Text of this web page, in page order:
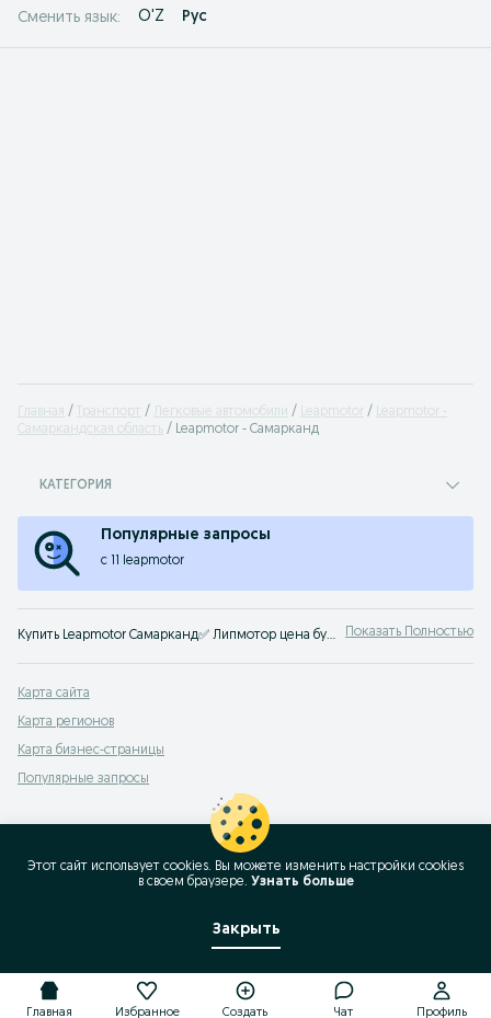
Сменить язык: O'Z Рус
Главная Транспорт Легковые автомобили Leapmotor
Leapmotor -
Самаркандская область
Leapmotor - Самарканд
КАТЕГОРИЯ
Популярные запросы
c 11 leapmotor
Купить Leapmotor Самарканд✅ Липмотор цена бу и нового авто ☝ Большой выбор автомобилей по выгодным ценам на OLX.uz! Показать Полностью
Карта сайта
Карта регионов
Карта бизнес-страницы
Популярные запросы
Главная Избранное Создать Чат Профиль
Этот сайт использует cookies. Вы можете изменить настройки cookies
в своeм браузере. Узнать больше
Закрыть